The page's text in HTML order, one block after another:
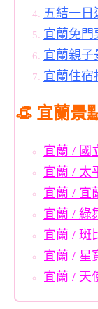
五結一日
宜蘭免門
宜蘭親子
宜蘭住宿
👒 宜蘭景
宜蘭 / 國
宜蘭 / 太
宜蘭 / 宜
宜蘭 / 綠
宜蘭 / 斑
宜蘭 / 星
宜蘭 / 天